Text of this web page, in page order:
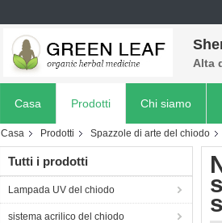
Alta
Casa Prodotti Chi siamo
Casa Prodotti Spazzole di arte del chiodo
Tutti i prodotti
Lampada UV del chiodo
sistema acrilico del chiodo